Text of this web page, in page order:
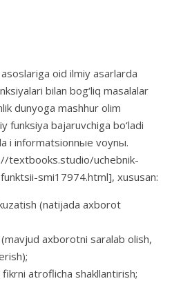
oid ilmiy asarlarda
bilan bog‘liq masalalar
dunyoga mashhur olim
funksiya bajaruvchiga bo‘ladi
i informatsionnыe voynы.
textbooks.studio/uchebnik-
smi17974.html], xususan:
(natijada axborot
axborotni saralab olish,
atroflicha shakllantirish;